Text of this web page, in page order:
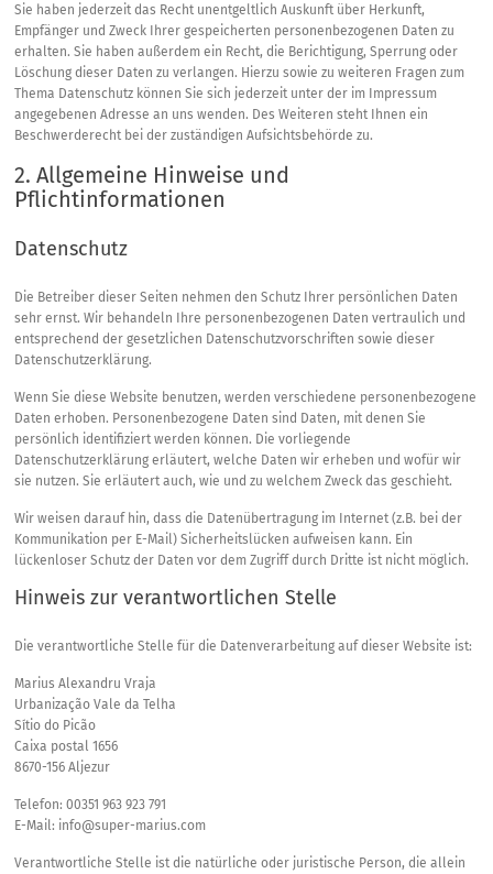
Sie haben jederzeit das Recht unentgeltlich Auskunft über Herkunft,
Empfänger und Zweck Ihrer gespeicherten personenbezogenen Daten zu
erhalten. Sie haben außerdem ein Recht, die Berichtigung, Sperrung oder
Löschung dieser Daten zu verlangen. Hierzu sowie zu weiteren Fragen zum
Thema Datenschutz können Sie sich jederzeit unter der im Impressum
angegebenen Adresse an uns wenden. Des Weiteren steht Ihnen ein
Beschwerderecht bei der zuständigen Aufsichtsbehörde zu.
2. Allgemeine Hinweise und
Pflichtinformationen
Datenschutz
Die Betreiber dieser Seiten nehmen den Schutz Ihrer persönlichen Daten
sehr ernst. Wir behandeln Ihre personenbezogenen Daten vertraulich und
entsprechend der gesetzlichen Datenschutzvorschriften sowie dieser
Datenschutzerklärung.
Wenn Sie diese Website benutzen, werden verschiedene personenbezogene
Daten erhoben. Personenbezogene Daten sind Daten, mit denen Sie
persönlich identifiziert werden können. Die vorliegende
Datenschutzerklärung erläutert, welche Daten wir erheben und wofür wir
sie nutzen. Sie erläutert auch, wie und zu welchem Zweck das geschieht.
Wir weisen darauf hin, dass die Datenübertragung im Internet (z.B. bei der
Kommunikation per E-Mail) Sicherheitslücken aufweisen kann. Ein
lückenloser Schutz der Daten vor dem Zugriff durch Dritte ist nicht möglich.
Hinweis zur verantwortlichen Stelle
Die verantwortliche Stelle für die Datenverarbeitung auf dieser Website ist:
Marius Alexandru Vraja
Urbanização Vale da Telha
Sítio do Picão
Caixa postal 1656
8670-156 Aljezur
Telefon: 00351 963 923 791
E-Mail: info@super-marius.com
Verantwortliche Stelle ist die natürliche oder juristische Person, die allein